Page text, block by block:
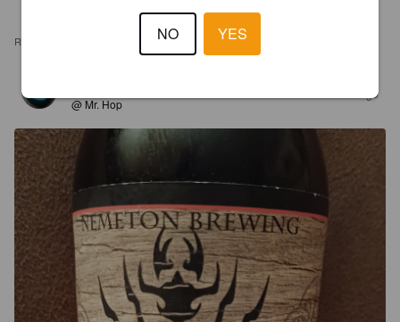
REVIEWS
@ Mr. Hop
9 months ago
NO YES